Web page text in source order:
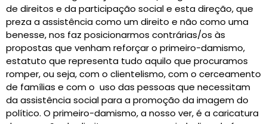
de direitos e da participação social e esta direção, que
preza a assistência como um direito e não como uma
benesse, nos faz posicionarmos contrárias/os às
propostas que venham reforçar o primeiro-damismo,
estatuto que representa tudo aquilo que procuramos
romper, ou seja, com o clientelismo, com o cerceamento
de famílias e com o uso das pessoas que necessitam
da assistência social para a promoção da imagem do
político. O primeiro-damismo, a nosso ver, é a caricatura